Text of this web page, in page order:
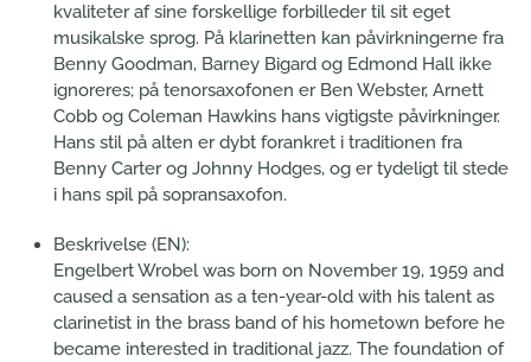
kvaliteter af sine forskellige forbilleder til sit eget
musikalske sprog. På klarinetten kan påvirkningerne fra
Benny Goodman, Barney Bigard og Edmond Hall ikke
ignoreres; på tenorsaxofonen er Ben Webster, Arnett
Cobb og Coleman Hawkins hans vigtigste påvirkninger.
Hans stil på alten er dybt forankret i traditionen fra
Benny Carter og Johnny Hodges, og er tydeligt til stede
i hans spil på sopransaxofon.
Beskrivelse (EN):
Engelbert Wrobel was born on November 19, 1959 and
caused a sensation as a ten-year-old with his talent as
clarinetist in the brass band of his hometown before he
became interested in traditional jazz. The foundation of